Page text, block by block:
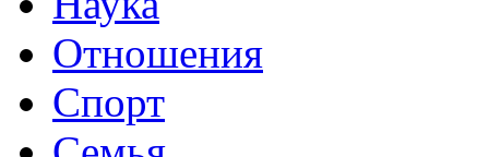
Отношения
Спорт